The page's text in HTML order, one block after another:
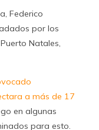
Federico
por los
Natales,
a más de 17
en algunas
para esto.